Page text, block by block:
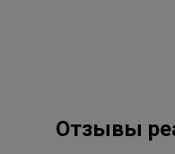
Отзывы